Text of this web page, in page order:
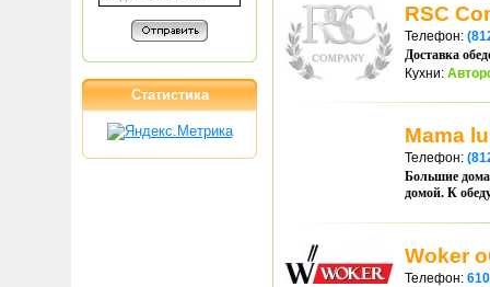
RSC
Телефон:
Доставка
Кухни:
Mama
Телефон:
Большие
домой. К
Woker
Телефон:
Статистика